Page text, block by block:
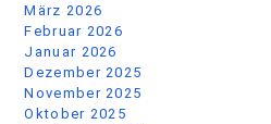
März 2026
Februar 2026
Januar 2026
Dezember 2025
November 2025
Oktober 2025